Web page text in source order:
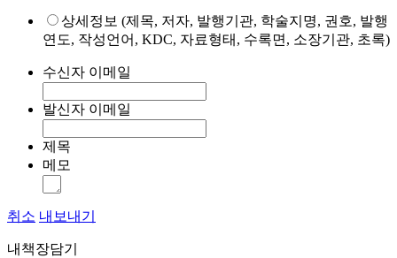
상세정보 (제목, 저자, 발행기관, 학술지명, 권호, 발행
연도, 작성언어, KDC, 자료형태, 수록면, 소장기관, 초록)
수신자 이메일
발신자 이메일
제목
메모
취소 내보내기
내책장담기